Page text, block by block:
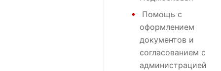
Помощь с
оформлением
документов и
согласованием с
администрацией